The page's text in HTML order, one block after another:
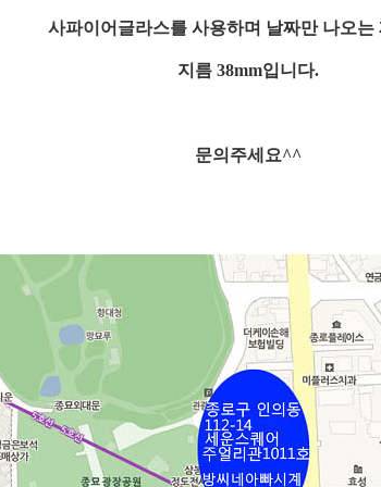
사파이어글라스를 사용하며 날짜만 나오는
지름 38mm입니다.
문의주세요^^